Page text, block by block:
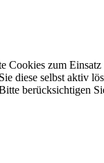
zum
diese selbst aktiv
berücksichtigen